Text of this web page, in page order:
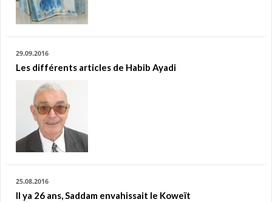
29.09.2016
Les différents articles de Habib Ayadi
25.08.2016
Il ya 26 ans, Saddam envahissait le Koweït